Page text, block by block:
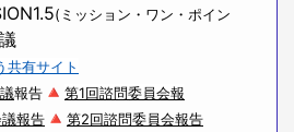
(ミッション・ワン・ポイン
共有サイト
報告 🔺 第1回諮問委員会報
報告 🔺 第2回諮問委員会報告